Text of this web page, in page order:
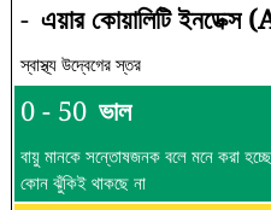
- এয়ার কোয়ালিটি ইনডেক্স
স্বাস্থ্য উদ্বেগের স্তর
0 - 50 ভাল
বায়ু মানকে সন্তোষজনক বলে মনে করা
কোন ঝুঁকিই থাকছে না